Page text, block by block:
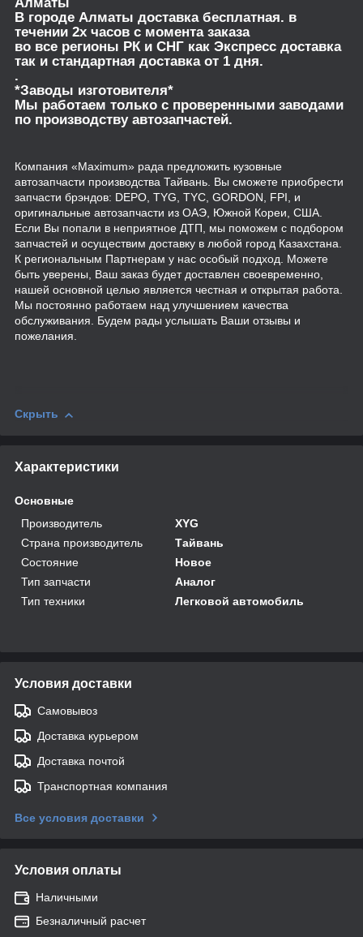
Алматы
В городе Алматы доставка бесплатная. в
течении 2х часов с момента заказа
во все регионы РК и СНГ как Экспресс доставка
так и стандартная доставка от 1 дня.
.
*Заводы изготовителя*
Мы работаем только с проверенными заводами
по производству автозапчастей.
Компания «Maximum» рада предложить кузовные
автозапчасти производства Тайвань. Вы сможете приобрести
запчасти брэндов: DEPO, TYG, TYC, GORDON, FPI, и
оригинальные автозапчасти из ОАЭ, Южной Кореи, США.
Если Вы попали в неприятное ДТП, мы поможем с подбором
запчастей и осуществим доставку в любой город Казахстана.
К региональным Партнерам у нас особый подход. Можете
быть уверены, Ваш заказ будет доставлен своевременно,
нашей основной целью является честная и открытая работа.
Мы постоянно работаем над улучшением качества
обслуживания. Будем рады услышать Ваши отзывы и
пожелания.
Скрыть
Характеристики
Основные
Производитель
XYG
Страна производитель
Тайвань
Состояние
Новое
Тип запчасти
Аналог
Тип техники
Легковой автомобиль
Условия доставки
Самовывоз
Доставка курьером
Доставка почтой
Транспортная компания
Все условия доставки
Условия оплаты
Наличными
Безналичный расчет